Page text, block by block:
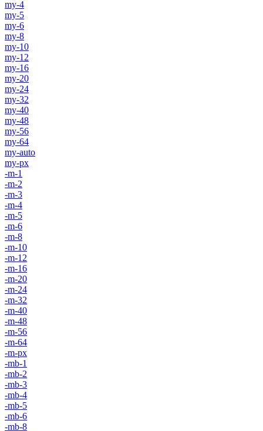
my-4
my-5
my-6
my-8
my-10
my-12
my-16
my-20
my-24
my-32
my-40
my-48
my-56
my-64
my-auto
my-px
-m-1
-m-2
-m-3
-m-4
-m-5
-m-6
-m-8
-m-10
-m-12
-m-16
-m-20
-m-24
-m-32
-m-40
-m-48
-m-56
-m-64
-m-px
-mb-1
-mb-2
-mb-3
-mb-4
-mb-5
-mb-6
-mb-8